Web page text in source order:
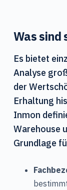
Was sind
Es bietet
Analyse
der
Erhaltung
Inmon
Warehouse
Grundlage